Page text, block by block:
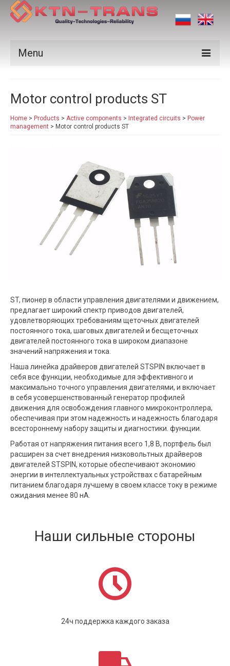
Menu
Vendors
Applications
Motor control products ST
Home > Products > Active components > Integrated circuits > Power
management > Motor control products ST
ST, пионер в области управления двигателями и движением,
предлагает широкий спектр приводов двигателей,
удовлетворяющих требованиям щеточных двигателей
постоянного тока, шаговых двигателей и бесщеточных
двигателей постоянного тока в широком диапазоне
значений напряжения и тока.
Наша линейка драйверов двигателей STSPIN включает в
себя все функции, необходимые для эффективного и
максимально точного управления двигателями, и включает
в себя усовершенствованный генератор профилей
движения для освобождения главного микроконтроллера,
обеспечивая при этом надежность и надежность благодаря
всестороннему набору защиты и диагностики. функции.
Работая от напряжения питания всего 1,8 В, портфель был
расширен за счет внедрения низковольтных драйверов
двигателей STSPIN, которые обеспечивают экономию
энергии в интеллектуальных устройствах с батарейным
питанием благодаря лучшему в своем классе току в режиме
ожидания менее 80 нА.
Наши сильные стороны
24ч поддержка каждого заказа